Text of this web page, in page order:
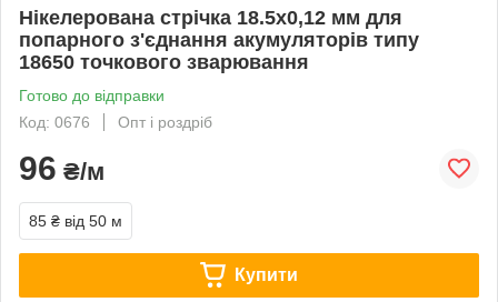
Нікелерована стрічка 18.5x0,12 мм для
попарного з'єднання акумуляторів типу
18650 точкового зварювання
Готово до відправки
Код: 0676
Опт і роздріб
96 ₴/м
85 ₴ від 50 м
Купити